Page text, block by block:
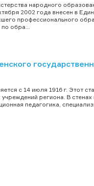
народного
2002 года внесен в
профессионального
обра...
с 14 июля 1916 г. Этот
региона. В стенах
педагогика,